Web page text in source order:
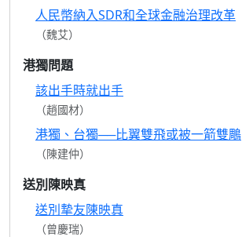
人民幣納入SDR和全球金融治理改革
（魏艾）
港獨問題
該出手時就出手
（趙國材）
港獨、台獨──比翼雙飛或被一箭雙鵰
（陳建仲）
送別陳映真
送別摯友陳映真
（曾慶瑞）